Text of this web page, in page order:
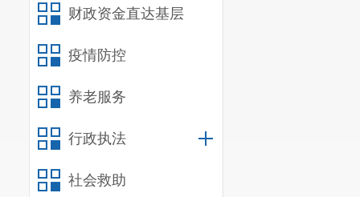
财政资金直达基层
疫情防控
养老服务
行政执法
社会救助